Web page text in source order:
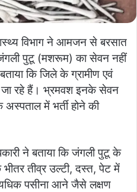
विभाग ने आमजन से बरसात
पुटू (मशरूम) का सेवन नहीं
कि जिले के ग्रामीण एवं
जा रहे हैं। भ्रमवश इनके सेवन
में भर्ती होने की
ने बताया कि जंगली पुटू के
तीव्र उल्टी, दस्त, पेट में
पसीना आने जैसे लक्षण